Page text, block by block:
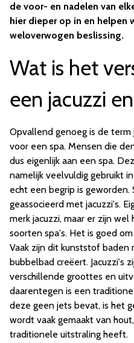
de voor- en nadelen van
hier dieper op in en helpen
weloverwogen beslissing.
Wat is het
een jacuzzi
Opvallend genoeg is de term
voor een spa. Mensen die
dus eigenlijk aan een spa.
namelijk veelvuldig gebruikt
echt een begrip is geworden.
geassocieerd met jacuzzi's.
merk jacuzzi, maar er zijn
soorten spa's. Het is goed
Vaak zijn dit kunststof
bubbelbad creëert. Jacuzzi's
verschillende groottes en
daarentegen is een
deze geen jets bevat, is het
wordt vaak gemaakt van
traditionele uitstraling heeft.